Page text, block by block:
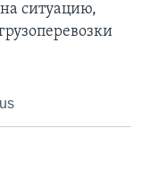
ситуацию,